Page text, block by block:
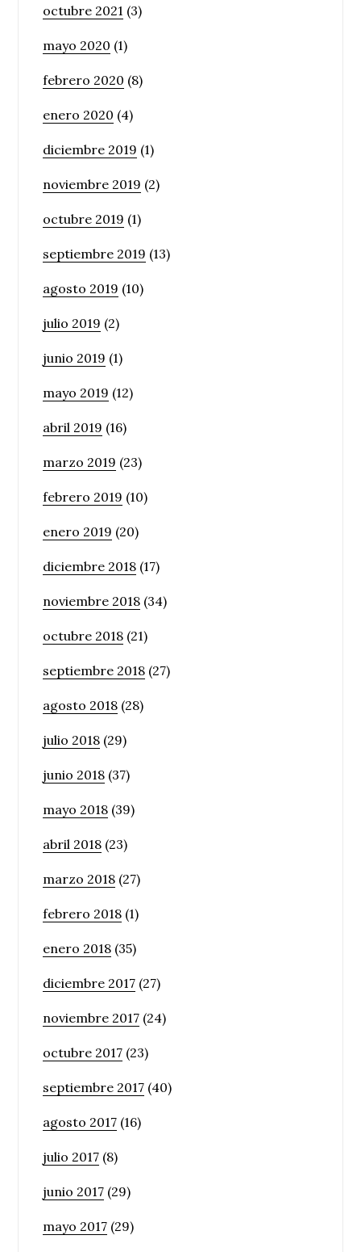
octubre 2021 (3)
mayo 2020 (1)
febrero 2020 (8)
enero 2020 (4)
diciembre 2019 (1)
noviembre 2019 (2)
octubre 2019 (1)
septiembre 2019 (13)
agosto 2019 (10)
julio 2019 (2)
junio 2019 (1)
mayo 2019 (12)
abril 2019 (16)
marzo 2019 (23)
febrero 2019 (10)
enero 2019 (20)
diciembre 2018 (17)
noviembre 2018 (34)
octubre 2018 (21)
septiembre 2018 (27)
agosto 2018 (28)
julio 2018 (29)
junio 2018 (37)
mayo 2018 (39)
abril 2018 (23)
marzo 2018 (27)
febrero 2018 (1)
enero 2018 (35)
diciembre 2017 (27)
noviembre 2017 (24)
octubre 2017 (23)
septiembre 2017 (40)
agosto 2017 (16)
julio 2017 (8)
junio 2017 (29)
mayo 2017 (29)